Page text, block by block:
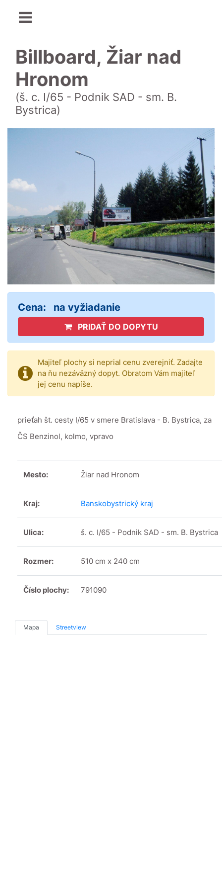
Billboard, Žiar nad
Hronom
(š. c. I/65 - Podnik SAD - sm. B.
Bystrica)
Cena: na vyžiadanie
PRIDAŤ DO DOPYTU
Majiteľ plochy si neprial cenu zverejniť. Zadajte
na ňu nezáväzný dopyt. Obratom Vám majiteľ
jej cenu napíše.
prieťah št. cesty I/65 v smere Bratislava - B. Bystrica, za
ČS Benzinol, kolmo, vpravo
Mesto: Žiar nad Hronom
Kraj: Banskobystrický kraj
Ulica: š. c. I/65 - Podnik SAD - sm. B. Bystrica
Rozmer: 510 cm x 240 cm
Číslo plochy: 791090
Mapa Streetview